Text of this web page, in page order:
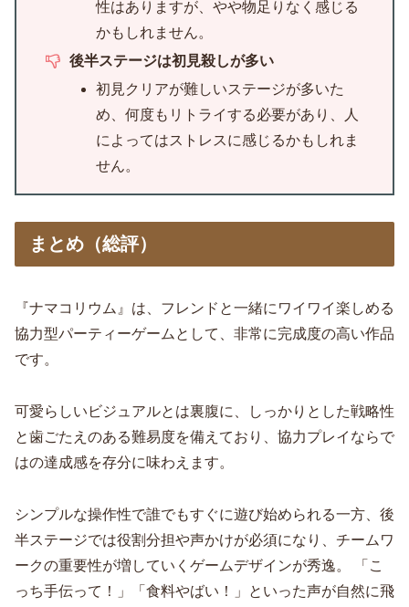
性はありますが、やや物足りなく感じる
かもしれません。
後半ステージは初見殺しが多い
初見クリアが難しいステージが多いた
め、何度もリトライする必要があり、人
によってはストレスに感じるかもしれま
せん。
まとめ（総評）
『ナマコリウム』は、フレンドと一緒にワイワイ楽しめる
協力型パーティーゲームとして、非常に完成度の高い作品
です。
可愛らしいビジュアルとは裏腹に、しっかりとした戦略性
と歯ごたえのある難易度を備えており、協力プレイならで
はの達成感を存分に味わえます。
シンプルな操作性で誰でもすぐに遊び始められる一方、後
半ステージでは役割分担や声かけが必須になり、チームワ
ークの重要性が増していくゲームデザインが秀逸。 「こ
っち手伝って！」「食料やばい！」といった声が自然に飛